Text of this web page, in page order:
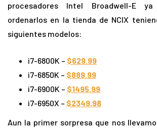
procesadores Intel Broadwell-E
ordenarlos en la tienda de NCIX
siguientes modelos:
i7-6800K – $629.99
i7-6850K – $889.99
i7-6900K – $1495.99
i7-6950X – $2349.98
Aun la primer sorpresa que nos